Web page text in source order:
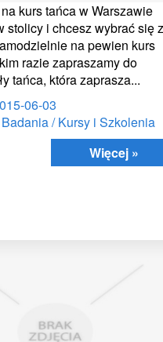
kurs tańca w Warszawie
stolicy i chcesz wybrać się z
na pewien kurs
razie zapraszamy do
tańca, która zaprasza...
06-03
/ Kursy i Szkolenia
Więcej »